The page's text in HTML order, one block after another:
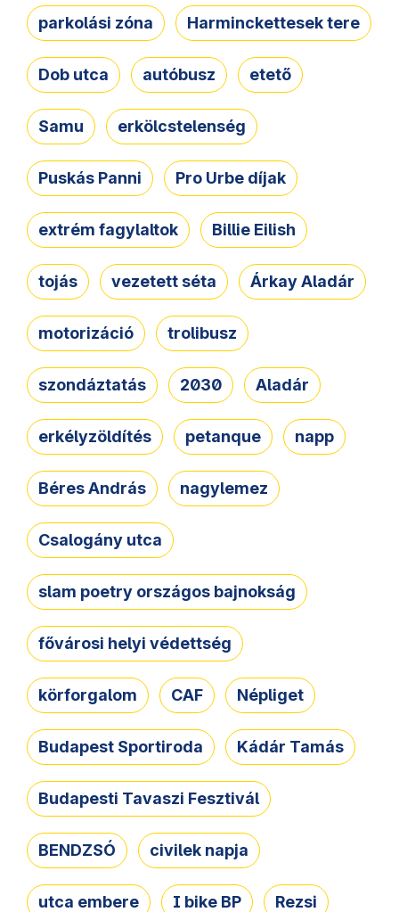
parkolási zóna Harminckettesek tere
Dob utca autóbusz etető
Samu erkölcstelenség
Puskás Panni Pro Urbe díjak
extrém fagylaltok Billie Eilish
tojás vezetett séta Árkay Aladár
motorizáció trolibusz
szondáztatás 2030 Aladár
erkélyzöldítés petanque napp
Béres András nagylemez
Csalogány utca
slam poetry országos bajnokság
fővárosi helyi védettség
körforgalom CAF Népliget
Budapest Sportiroda Kádár Tamás
Budapesti Tavaszi Fesztivál
BENDZSÓ civilek napja
utca embere I bike BP Rezsi